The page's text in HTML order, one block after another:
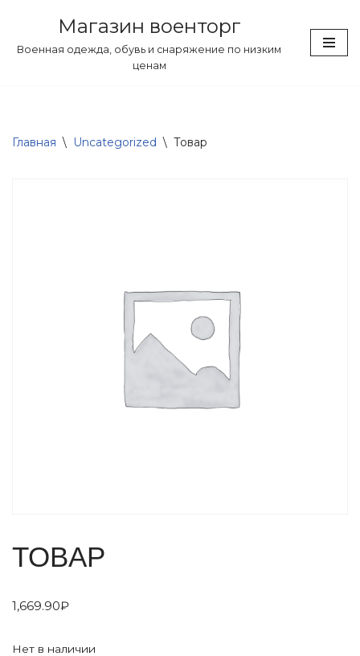
Перейти
Магазин военторг
Военная одежда, обувь и снаряжение по низким
ценам
Главная \ Uncategorized \ Товар
ТОВАР
1,669.90₽
Нет в наличии